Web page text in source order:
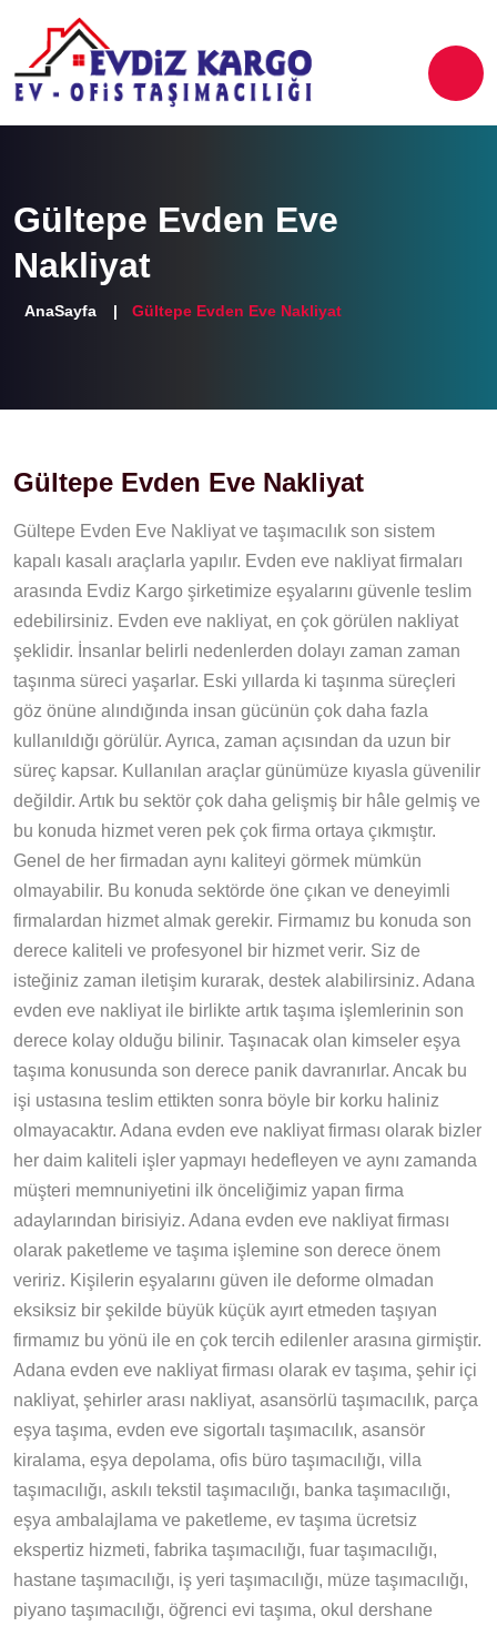
Gültepe Evden Eve
Nakliyat
AnaSayfa Gültepe Evden Eve Nakliyat
Gültepe Evden Eve Nakliyat
Gültepe Evden Eve Nakliyat ve taşımacılık son sistem
kapalı kasalı araçlarla yapılır. Evden eve nakliyat firmaları
arasında Evdiz Kargo şirketimize eşyalarını güvenle teslim
edebilirsiniz. Evden eve nakliyat, en çok görülen nakliyat
şeklidir. İnsanlar belirli nedenlerden dolayı zaman zaman
taşınma süreci yaşarlar. Eski yıllarda ki taşınma süreçleri
göz önüne alındığında insan gücünün çok daha fazla
kullanıldığı görülür. Ayrıca, zaman açısından da uzun bir
süreç kapsar. Kullanılan araçlar günümüze kıyasla güvenilir
değildir. Artık bu sektör çok daha gelişmiş bir hâle gelmiş ve
bu konuda hizmet veren pek çok firma ortaya çıkmıştır.
Genel de her firmadan aynı kaliteyi görmek mümkün
olmayabilir. Bu konuda sektörde öne çıkan ve deneyimli
firmalardan hizmet almak gerekir. Firmamız bu konuda son
derece kaliteli ve profesyonel bir hizmet verir. Siz de
isteğiniz zaman iletişim kurarak, destek alabilirsiniz. Adana
evden eve nakliyat ile birlikte artık taşıma işlemlerinin son
derece kolay olduğu bilinir. Taşınacak olan kimseler eşya
taşıma konusunda son derece panik davranırlar. Ancak bu
işi ustasına teslim ettikten sonra böyle bir korku haliniz
olmayacaktır. Adana evden eve nakliyat firması olarak bizler
her daim kaliteli işler yapmayı hedefleyen ve aynı zamanda
müşteri memnuniyetini ilk önceliğimiz yapan firma
adaylarından birisiyiz. Adana evden eve nakliyat firması
olarak paketleme ve taşıma işlemine son derece önem
veririz. Kişilerin eşyalarını güven ile deforme olmadan
eksiksiz bir şekilde büyük küçük ayırt etmeden taşıyan
firmamız bu yönü ile en çok tercih edilenler arasına girmiştir.
Adana evden eve nakliyat firması olarak ev taşıma, şehir içi
nakliyat, şehirler arası nakliyat, asansörlü taşımacılık, parça
eşya taşıma, evden eve sigortalı taşımacılık, asansör
kiralama, eşya depolama, ofis büro taşımacılığı, villa
taşımacılığı, askılı tekstil taşımacılığı, banka taşımacılığı,
eşya ambalajlama ve paketleme, ev taşıma ücretsiz
ekspertiz hizmeti, fabrika taşımacılığı, fuar taşımacılığı,
hastane taşımacılığı, iş yeri taşımacılığı, müze taşımacılığı,
piyano taşımacılığı, öğrenci evi taşıma, okul dershane